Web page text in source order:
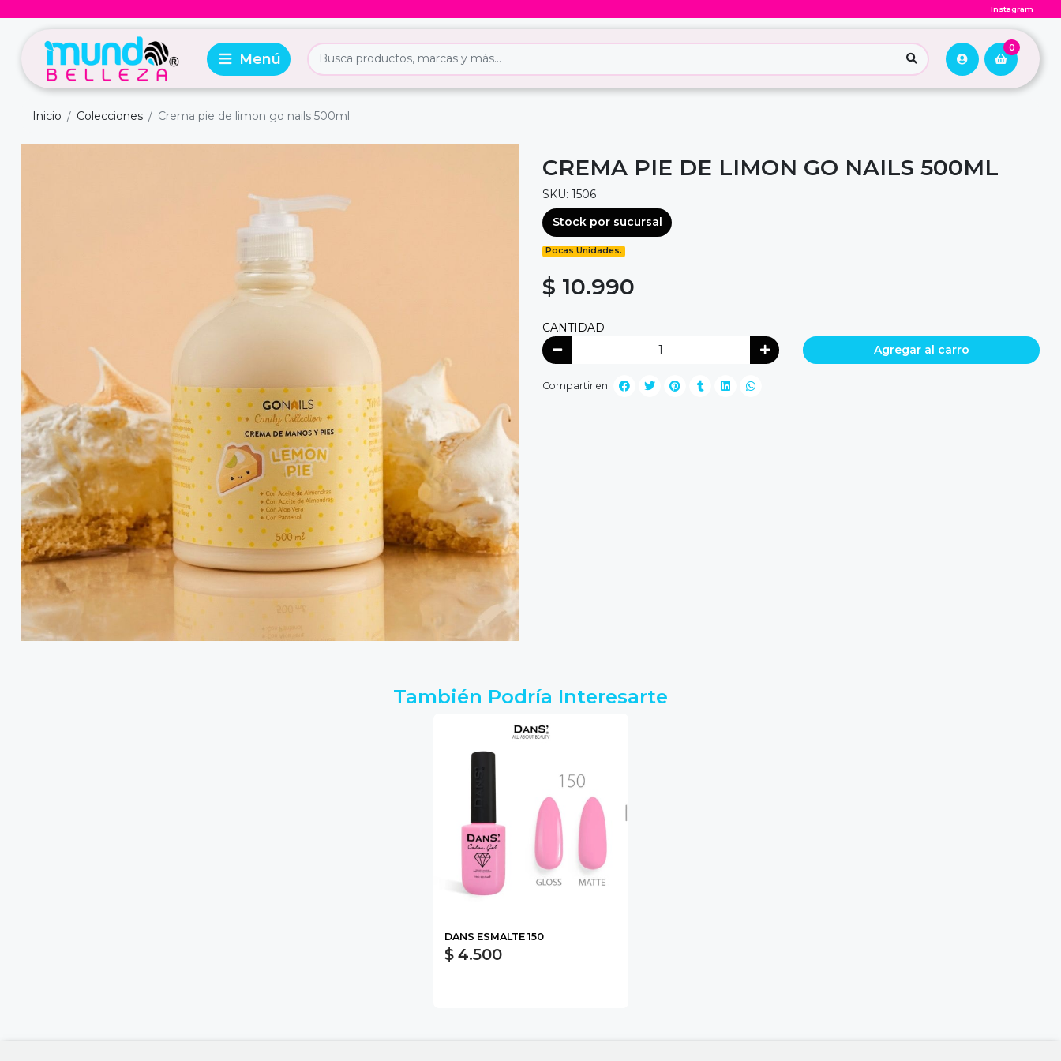
Instagram
0
Inicio Colecciones Crema pie de limon go nails 500ml
CREMA PIE DE LIMON GO NAILS 500ML
SKU: 1506
Stock por sucursal
Pocas Unidades.
$ 10.990
CANTIDAD
Agregar al carro
Compartir en:
También Podría Interesarte
DANS ESMALTE 150
$ 4.500